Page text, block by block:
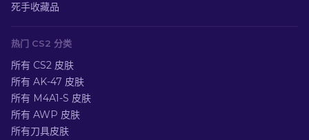
死手收藏品
热门 CS2 分类
所有 CS2 皮肤
所有 AK-47 皮肤
所有 M4A1-S 皮肤
所有 AWP 皮肤
所有刀具皮肤